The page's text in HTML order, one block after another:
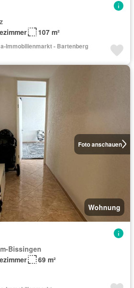
107 m²
Immobilienmarkt - Bartenberg
Foto anschauen
Wohnung
Bissingen
69 m²